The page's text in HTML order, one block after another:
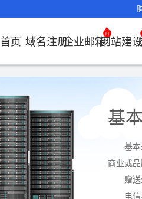
首页 域名注册
DNS管理器
备案中心
域名转入
SSL证书
企业
方案
决方案
域名
企业邮箱
企业云办公解
决方案
企业沟通解决
方案
企业数字化解
决方案
企业邮箱
邮局解析
企业邮箱
企业邮箱
网站建
SSL证书
海外加速
Google优化&
推广
企业
方案
方案
网站
问题
企业上网解决方案
企业数字化解决方案
虚拟主机常见问题
AI扫描/修复
企业上网解决
方案
云服务器常见
问题
IPV6转换服务
如何购买
如何选择
云服务器
服务器网
企业上网解决
方案
企业云办公解
决方案
企业数字化解
决方案
什么是OA
OA有哪些
35OA有什
如何创建
怎么创建
ssITrus
DigiCert
GeoTrust
TrustAsia
证书选购
我的证书
百度搜索
Google优
化&推广
出海社媒
企业上网解决
方案
外贸数字营销
解决方案
什么是
要用CDN？
如何管理
如何查询
基
基
商业或
赠
电